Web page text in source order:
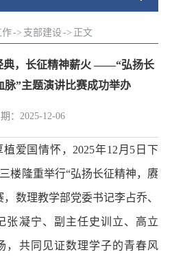
作-> 支部建设-> 正文
典，长征精神薪火 ——“弘扬长
脉”主题演讲比赛成功举办
：2025-12-06
爱国情怀，2025年12月5日下
楼隆重举行“弘扬长征精神，赓
数理教学部党委书记李占乔、
张凝宁、副主任史训立、高立
，共同见证数理学子的青春风